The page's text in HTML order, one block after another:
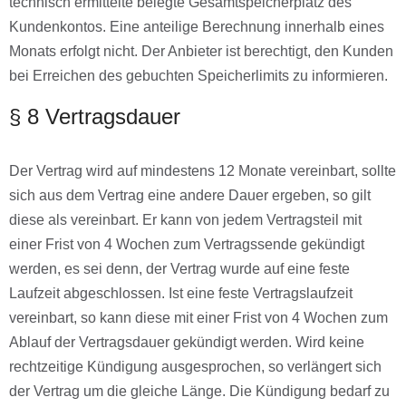
Kundenkontos. Eine anteilige Berechnung innerhalb eines
Monats erfolgt nicht. Der Anbieter ist berechtigt, den Kunden
bei Erreichen des gebuchten Speicherlimits zu informieren.
§ 8 Vertragsdauer
Der Vertrag wird auf mindestens 12 Monate vereinbart, sollte
sich aus dem Vertrag eine andere Dauer ergeben, so gilt
diese als vereinbart. Er kann von jedem Vertragsteil mit
einer Frist von 4 Wochen zum Vertragssende gekündigt
werden, es sei denn, der Vertrag wurde auf eine feste
Laufzeit abgeschlossen. Ist eine feste Vertragslaufzeit
vereinbart, so kann diese mit einer Frist von 4 Wochen zum
Ablauf der Vertragsdauer gekündigt werden. Wird keine
rechtzeitige Kündigung ausgesprochen, so verlängert sich
der Vertrag um die gleiche Länge. Die Kündigung bedarf zu